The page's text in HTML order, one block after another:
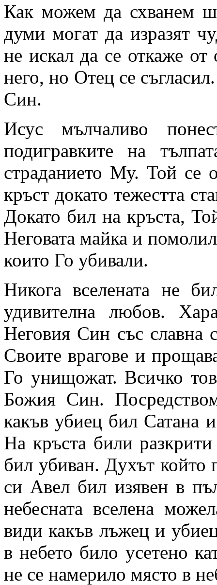
Как можем да схванем
думи могат да изразят
не искал да се откаже
него, но Отец се
Син.
Исус мълчаливо
подигравките на
страданието Му. Той се
кръст докато тежестта
Докато бил на кръста,
Неговата майка и
които Го убивали.
Никога вселената не
удивителна любов.
Неговия Син със славна
Своите врагове и
Го унищожат. Всичко
Божия Син.
какъв убиец бил Сатана
На кръста били
бил убиван. Духът който
си Авел бил изявен в
небесната вселена
види какъв лъжец и
в небето било усетено
не се намерило място в